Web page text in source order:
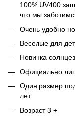
100% UV400
что мы
Очень удобно
Веселые для
Новинка
Официально
Один размер
лет
Возраст 3 +